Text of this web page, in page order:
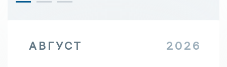
АВГУСТ 2026